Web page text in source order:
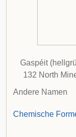
Gaspéit
132 North
Andere Namen
Chemische